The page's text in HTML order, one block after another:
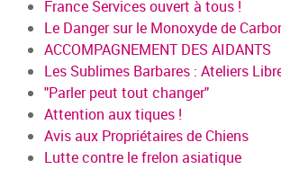
France Services ouvert à tous !
Le Danger sur le Monoxyde de
ACCOMPAGNEMENT DES AIDANTS
Les Sublimes Barbares : Ateliers
"Parler peut tout changer"
Attention aux tiques !
Avis aux Propriétaires de Chiens
Lutte contre le frelon asiatique